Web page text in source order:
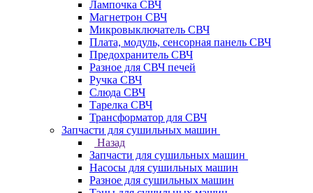
Лампочка СВЧ
Магнетрон СВЧ
Микровыключатель СВЧ
Плата, модуль, сенсорная панель СВЧ
Предохранитель СВЧ
Разное для СВЧ печей
Ручка СВЧ
Слюда СВЧ
Тарелка СВЧ
Трансформатор для СВЧ
Запчасти для сушильных машин
Назад
Запчасти для сушильных машин
Насосы для сушильных машин
Разное для сушильных машин